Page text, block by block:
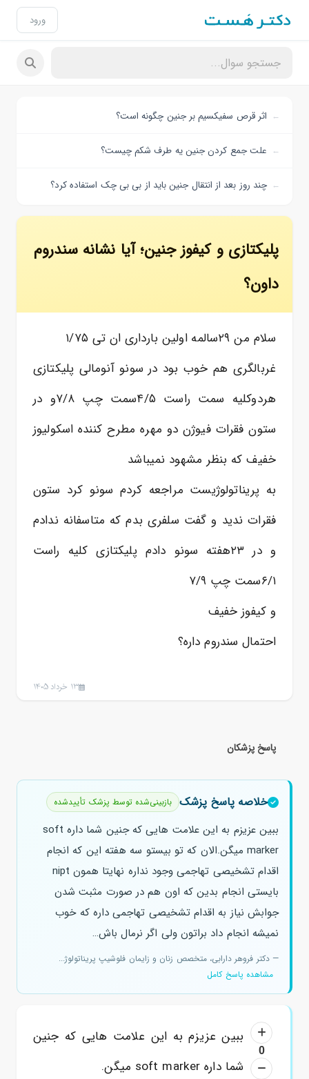
ورود
اثر قرص سفیکسیم بر جنین چگونه است؟
علت جمع کردن جنین یه طرف شکم چیست؟
چند روز بعد از انتقال جنین باید از بی بی چک استفاده کرد؟
پلیکتازی و کیفوز جنین؛ آیا نشانه سندروم
داون؟
سلام من ۲۹سالمه اولین بارداری ان تی ۱/۷۵
غربالگری هم خوب بود در سونو آنومالی پلیکتازی
هردوکلیه سمت راست ۴/۵سمت چپ ۷/۸و در
ستون فقرات فیوژن دو مهره مطرح کننده اسکولیوز
خفیف که بنظر مشهود نمیباشد
به پریناتولوژیست مراجعه کردم سونو کرد ستون
فقرات ندید و گفت سلفری بدم که متاسفانه ندادم
و در ۲۳هفته سونو دادم پلیکتازی کلیه راست
۶/۱سمت چپ ۷/۹
و کیفوز خفیف
احتمال سندروم داره؟
13 خرداد 1405
پاسخ پزشکان
خلاصه پاسخ پزشک بازبینی‌شده توسط پزشک تأییدشده
ببین عزیزم به این علامت هایی که جنین شما داره soft
marker میگن.الان که تو بیستو سه هفته این که انجام
اقدام تشخیصی تهاجمی وجود نداره نهایتا همون nipt
بایستی انجام بدین که اون هم در صورت مثبت شدن
جوابش نیاز به اقدام تشخیصی تهاجمی داره که خوب
نمیشه انجام داد براتون ولی اگر نرمال باش…
— دکتر فروهر دارابی، متخصص زنان و زایمان فلوشیپ پریناتولوژ...
مشاهده پاسخ کامل
0
ببین عزیزم به این علامت هایی که جنین
شما داره soft marker میگن.